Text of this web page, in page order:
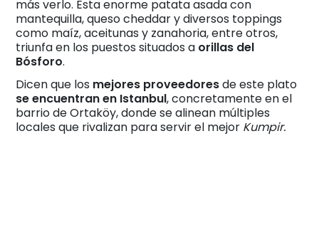
más verlo. Esta enorme patata asada con
mantequilla, queso cheddar y diversos toppings
como maíz, aceitunas y zanahoria, entre otros,
triunfa en los puestos situados a orillas del
Bósforo.
Dicen que los mejores proveedoresde este plato
se encuentran en Istanbul, concretamente en el
barrio de Ortaköy, donde se alinean múltiples
locales que rivalizan para servir el mejor Kumpir.